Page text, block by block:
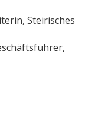
Steirisches